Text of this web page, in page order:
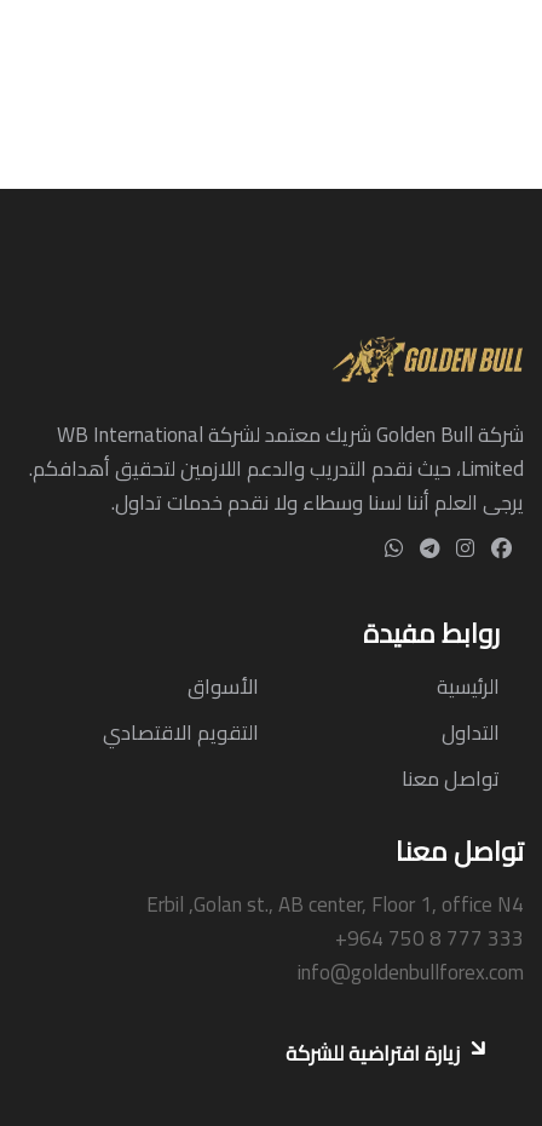
شركة Golden Bull شريك معتمد لشركة WB International
Limited، حيث نقدم التدريب والدعم اللازمين لتحقيق أهدافكم.
يرجى العلم أننا لسنا وسطاء ولا نقدم خدمات تداول.
روابط مفيدة
الرئيسية
الأسواق
التداول
التقويم الاقتصادي
تواصل معنا
تواصل معنا
Erbil ,Golan st., AB center, Floor 1, office N4
+964 750 8 777 333
info@goldenbullforex.com
زيارة افتراضية للشركة